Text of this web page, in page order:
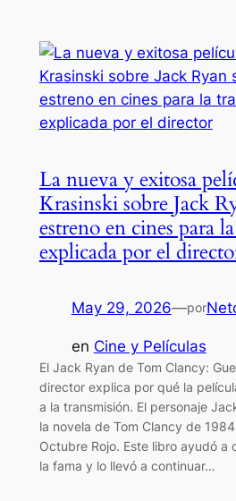
La nueva y exitosa
Krasinski sobre Jack
estreno en cines para
explicada por el
May 29, 2026—por
en Cine y Películas
El Jack Ryan de Tom Clancy:
director explica por qué la
a la transmisión. El personaje
la novela de Tom Clancy de
Octubre Rojo. Este libro ayudó a
la fama y lo llevó a continuar…